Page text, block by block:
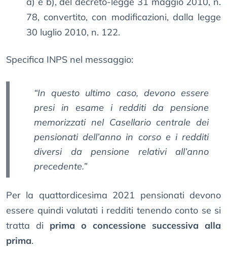
78, convertito, con modificazioni, dalla legge
30 luglio 2010, n. 122.
Specifica INPS nel messaggio:
“In questo ultimo caso, devono essere
presi in esame i redditi da pensione
memorizzati nel Casellario centrale dei
pensionati dell’anno in corso e i redditi
diversi da pensione relativi all’anno
precedente.”
Per la quattordicesima 2021 pensionati devono
essere quindi valutati i redditi tenendo conto se si
tratta di prima o concessione successiva alla
prima.